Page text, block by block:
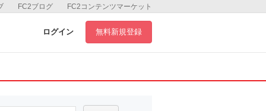
FC2コンテンツマーケット
FC2ブログ
ログイン 無料新規登録